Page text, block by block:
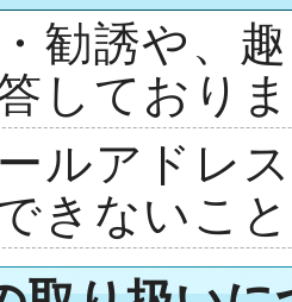
勧誘や、
しており
ルアドレ
きないこ